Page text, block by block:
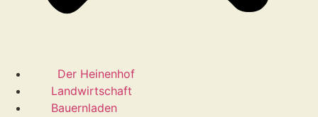
Der Heinenhof
Landwirtschaft
Bauernladen